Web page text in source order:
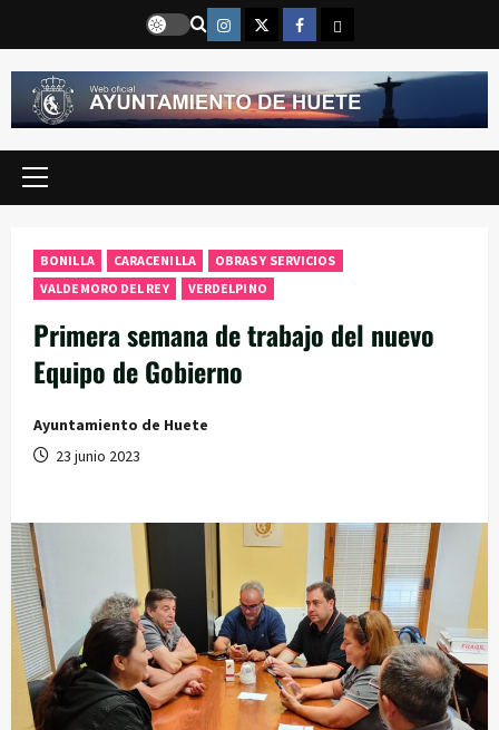
contenido
Instragram
TwitterFacebook
Email
Menú
BONILLA CARACENILLA
OBRAS Y SERVICIOS
VALDEMORO DEL REY
VERDELPINO
Primera semana de trabajo del nuevo
Equipo de Gobierno
Ayuntamiento de Huete
23 junio 2023